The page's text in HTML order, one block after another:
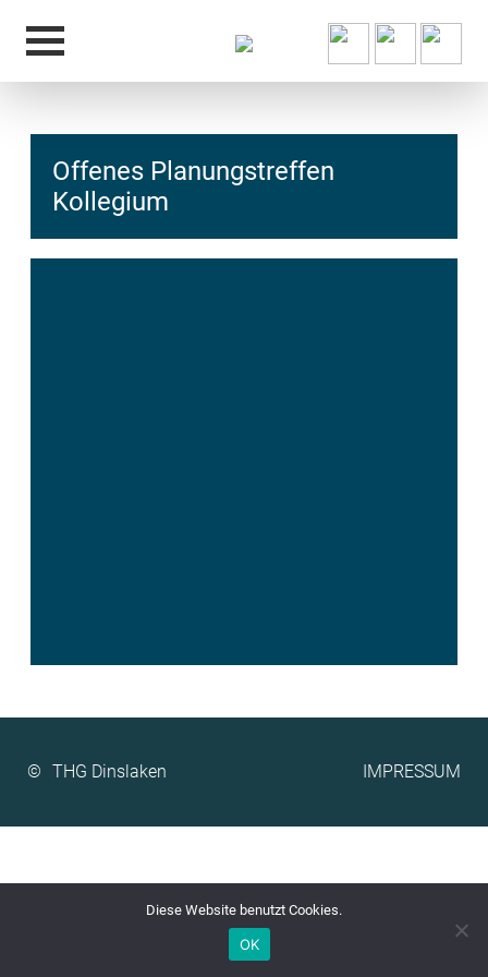
ed.ne
kalsn
id-gh
t@elu
hcs
Offenes Planungstreffen
Kollegium
© IMPRESSUM
Diese Website benutzt Cookies.
OK